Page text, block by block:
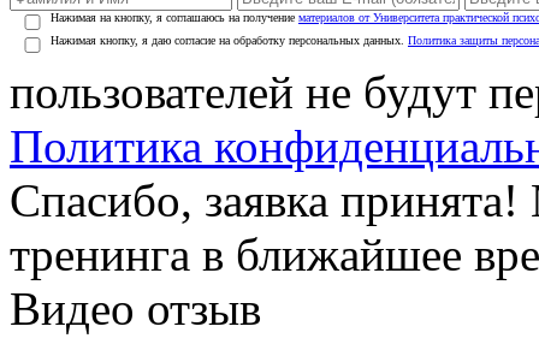
Нажимая на кнопку, я соглашаюсь на получение материалов от Университета практической
Нажимая кнопку, я даю согласие на обработку персональных данных. Политика защиты
пользователей не будут
Политика
Спасибо, заявка
тренинга в ближайшее
Видео отзыв